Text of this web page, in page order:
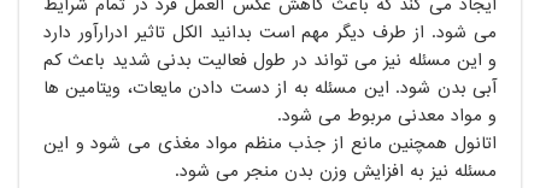
می شود. از طرف دیگر مهم است بدانید الکل تاثیر ادرارآور دارد
و این مسئله نیز می تواند در طول فعالیت بدنی شدید باعث کم
آبی بدن شود. این مسئله به از دست دادن مایعات، ویتامین ها
و مواد معدنی مربوط می شود.
اتانول همچنین مانع از جذب منظم مواد مغذی می شود و این
مسئله نیز به افزایش وزن بدن منجر می شود.